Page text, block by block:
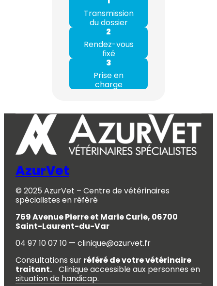
Transmission
du dossier
2
Rendez-vous
fixé
3
Prise en
charge
AzurVet
© 2025 AzurVet – Centre de vétérinaires
spécialistes en référé
769 Avenue Pierre et Marie Curie, 06700
Saint-Laurent-du-Var
04 97 10 07 10 — clinique@azurvet.fr
Consultations sur référé de votre vétérinaire
traitant. Clinique accessible aux personnes en
situation de handicap.